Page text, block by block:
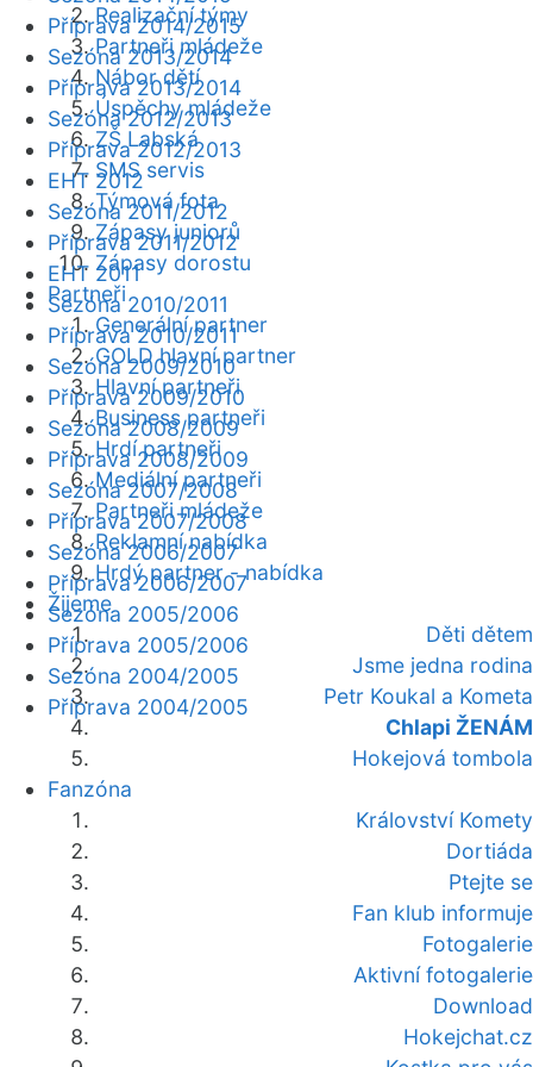
Realizační týmy
Partneři mládeže
Nábor dětí
Úspěchy mládeže
ZŠ Labská
SMS servis
Týmová fota
Zápasy juniorů
Zápasy dorostu
Partneři
Generální partner
GOLD hlavní partner
Hlavní partneři
Business partneři
Hrdí partneři
Mediální partneři
Partneři mládeže
Reklamní nabídka
Hrdý partner - nabídka
Žijeme
Děti dětem
Jsme jedna rodina
Petr Koukal a Kometa
Chlapi ŽENÁM
Hokejová tombola
Fanzóna
Království Komety
Dortiáda
Ptejte se
Fan klub informuje
Fotogalerie
Aktivní fotogalerie
Download
Hokejchat.cz
Příprava 2014/2015
Sezóna 2013/2014
Příprava 2013/2014
Sezóna 2012/2013
Příprava 2012/2013
EHT 2012
Sezóna 2011/2012
Příprava 2011/2012
EHT 2011
Sezóna 2010/2011
Příprava 2010/2011
Sezóna 2009/2010
Příprava 2009/2010
Sezóna 2008/2009
Příprava 2008/2009
Sezóna 2007/2008
Příprava 2007/2008
Sezóna 2006/2007
Příprava 2006/2007
Sezóna 2005/2006
Příprava 2005/2006
Sezóna 2004/2005
Příprava 2004/2005